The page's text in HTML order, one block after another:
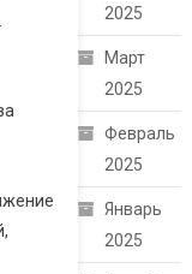
2025
Март
2025
Февраль
2025
Январь
2025